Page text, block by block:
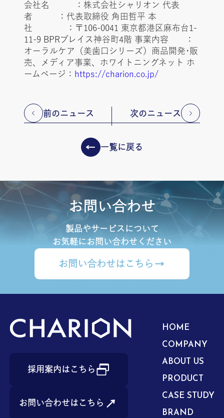
会社名 ：株式会社シャリオン 代表
者 ：代表取締役 角田哲平 本
社 ：〒106-0041 東京都港区麻布台1-
11-9 BPRプレイス神谷町4階 事業内容 ：
オーラルケア（美歯口シリーズ）商品開発･販
売、メディア事業、ホワイトニングネット ホ
ームページ： https://charion.co.jp/
前のニュース
一覧に戻る
次のニュース
お問い合わせ
製品やサービスについて
お気軽にお問い合わせください
お問い合わせはこちら
採用案内はこちら
お問い合わせはこちら
HOME
COMPANY
ABOUT US
PRODUCT
CASE STUDY
BRAND